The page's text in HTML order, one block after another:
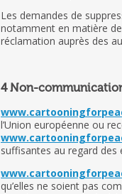
Les demandes de
notamment en matière
réclamation auprès des
4 Non-
l’Union européenne ou
suffisantes au regard des
qu’elles ne soient pas